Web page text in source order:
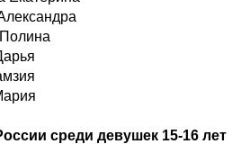
среди девушек 15-16 лет